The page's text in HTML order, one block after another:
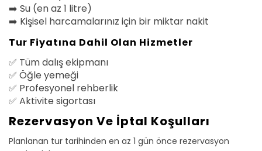
➡️ Su (en az 1 litre)
➡️ Kişisel harcamalarınız için bir miktar nakit
Tur Fiyatına Dahil Olan Hizmetler
✅ Tüm dalış ekipmanı
✅ Öğle yemeği
✅ Profesyonel rehberlik
✅ Aktivite sigortası
Rezervasyon Ve İptal Koşulları
Planlanan tur tarihinden en az 1 gün önce rezervasyon